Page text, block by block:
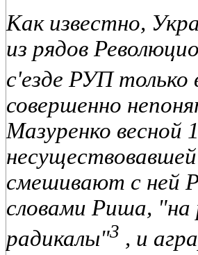
Как известно,
из рядов
с'езде РУП только
совершенно
Мазуренко весной
смешивают с ней
словами Риша, "на
радикалы"3 , и